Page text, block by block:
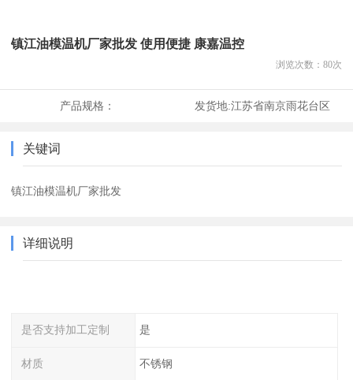
镇江油模温机厂家批发 使用便捷 康嘉温控
浏览次数： 80次
产品规格： 发货地:江苏省南京雨花台区
关键词
镇江油模温机厂家批发
详细说明
是否支持加工定制 是
材质 不锈钢